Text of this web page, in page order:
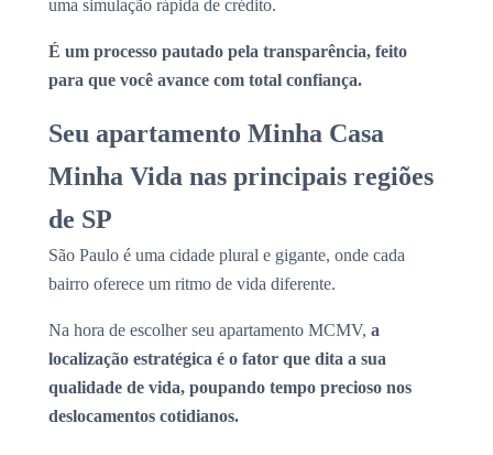
uma simulação rápida de crédito.
É um processo pautado pela transparência, feito
para que você avance com total confiança.
Seu apartamento Minha Casa
Minha Vida nas principais regiões
de SP
São Paulo é uma cidade plural e gigante, onde cada
bairro oferece um ritmo de vida diferente.
Na hora de escolher seu apartamento MCMV, a
localização estratégica é o fator que dita a sua
qualidade de vida, poupando tempo precioso nos
deslocamentos cotidianos.